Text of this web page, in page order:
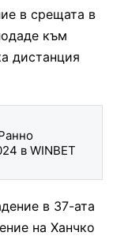
в срещата в
към
дистанция
в WINBET
в 37-ата
на Ханчко